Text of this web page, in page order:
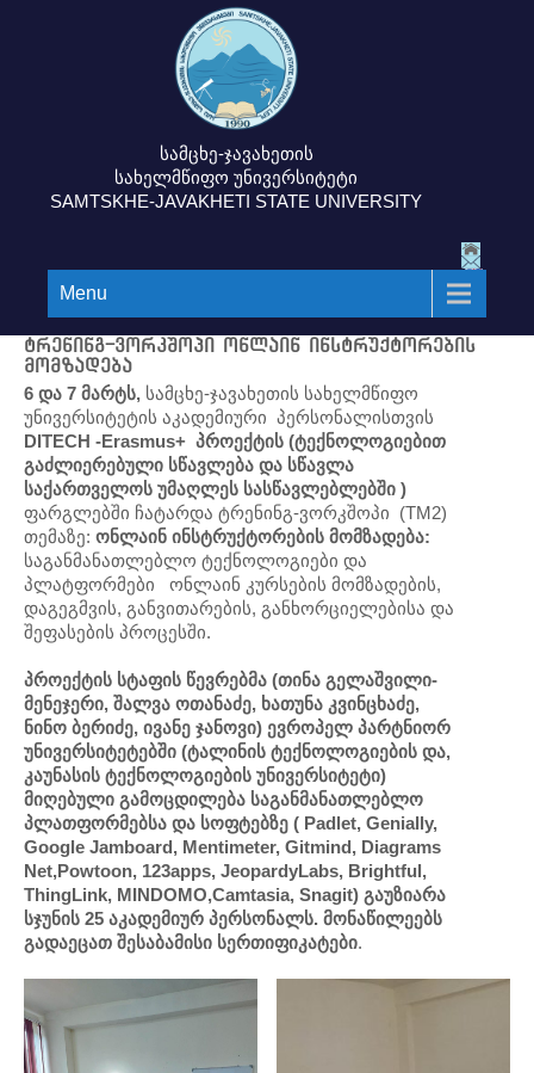
სამცხე-ჯავახეთის
სახელმწიფო უნივერსიტეტი
SAMTSKHE-JAVAKHETI STATE UNIVERSITY
Menu
ტრენინგ-ვორკშოპი ონლაინ ინსტრუქტორების
მომზადება
6 და 7 მარტს, სამცხე-ჯავახეთის სახელმწიფო
უნივერსიტეტის აკადემიური პერსონალისთვის
DITECH -Erasmus+ პროექტის (ტექნოლოგიებით
გაძლიერებული სწავლება და სწავლა
საქართველოს უმაღლეს სასწავლებლებში )
ფარგლებში ჩატარდა ტრენინგ-ვორკშოპი (TM2)
თემაზე: ონლაინ ინსტრუქტორების მომზადება:
საგანმანათლებლო ტექნოლოგიები და
პლატფორმები ონლაინ კურსების მომზადების,
დაგეგმვის, განვითარების, განხორციელებისა და
შეფასების პროცესში.
პროექტის სტაფის წევრებმა (თინა გელაშვილი-
მენეჯერი, შალვა ოთანაძე, ხათუნა კვინცხაძე,
ნინო ბერიძე, ივანე ჯანოვი) ევროპელ პარტნიორ
უნივერსიტეტებში (ტალინის ტექნოლოგიების და,
კაუნასის ტექნოლოგიების უნივერსიტეტი)
მიღებული გამოცდილება საგანმანათლებლო
პლათფორმებსა და სოფტებზე ( Padlet, Genially,
Google Jamboard, Mentimeter, Gitmind, Diagrams
Net,Powtoon, 123apps, JeopardyLabs, Brightful,
ThingLink, MINDOMO,Camtasia, Snagit) გაუზიარა
სჯუნის 25 აკადემიურ პერსონალს. მონაწილეებს
გადაეცათ შესაბამისი სერთიფიკატები.